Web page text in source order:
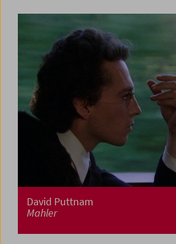
David Puttnam
Mahler